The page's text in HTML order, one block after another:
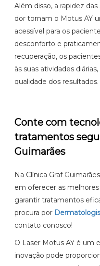
Além disso, a rapidez
dor tornam o Motus AY
acessível para os
desconforto e
recuperação, os
às suas atividades
qualidade dos resultados.
Conte com
tratamentos
Guimarães
Na Clínica Graf
em oferecer as
garantir tratamentos
procura por
contato conosco!
O Laser Motus AY é um
inovação pode